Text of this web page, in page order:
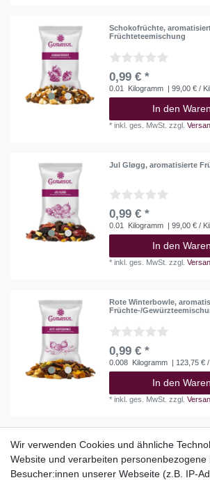
Schokofrüchte,
Früchteteemischung
0,99 € *
0.01 Kilogramm | 99,00 € /
In den
*inkl. ges. MwSt. zzgl.
Jul Gløgg, aromatisierte
0,99 € *
0.01 Kilogramm | 99,00 € /
In den
*inkl. ges. MwSt. zzgl.
Rote Winterbowle,
Früchte-/
0,99 € *
0.008 Kilogramm | 123,75 €
In den
*inkl. ges. MwSt. zzgl.
Top Kategorien
Wir verwenden Cookies und ähnliche
Website und verarbeiten personenbezogene
Besucher:innen unserer Webseite (z.B. IP-